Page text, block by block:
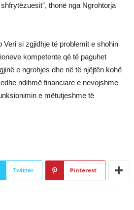
thonë nga Ngrohtorja
Veri si zgjidhje të problemit e shohin
kompetente që të paguhet
e ngrohjes dhe në të njëjtën kohë
ndihmë financiare e nevojshme
e mëtutjeshme të
Twitter Pinterest